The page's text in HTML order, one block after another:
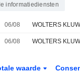
informatiediensten
06/08
06/08
waarde